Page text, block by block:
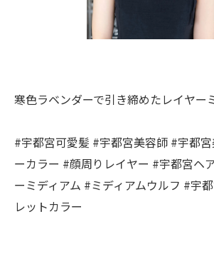
寒色ラベンダーで引き締めたレイヤ
#宇都宮可愛髪 #宇都宮美容師 #宇都
ーカラー #顔周りレイヤー #宇都宮ヘ
ーミディアム #ミディアムウルフ #宇
レットカラー